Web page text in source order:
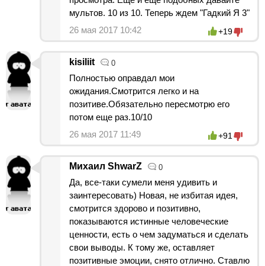
мультов. 10 из 10. Теперь ждем "Гадкий Я 3"
26 мая 2017 10:42
+19
kisiliit 0
Полностью оправдал мои
ожидания.Смотрится легко и на
позитиве.Обязательно пересмотрю его
потом еще раз.10/10
26 мая 2017 11:49
+91
Михаил ShwarZ 0
Да, все-таки сумели меня удивить и
заинтересовать) Новая, не избитая идея,
смотрится здорово и позитивно,
показываются истинные человеческие
ценности, есть о чем задуматься и сделать
свои выводы. К тому же, оставляет
позитивные эмоции, снято отлично. Ставлю